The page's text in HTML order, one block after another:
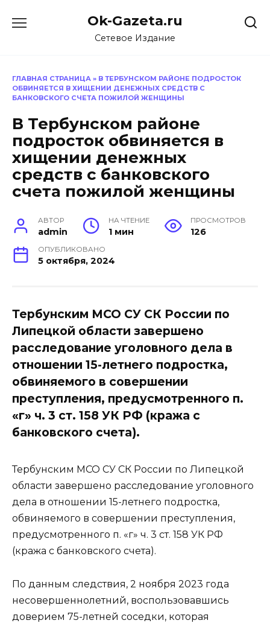
Ok-Gazeta.ru
Сетевое Издание
ГЛАВНАЯ СТРАНИЦА » В ТЕРБУНСКОМ РАЙОНЕ ПОДРОСТОК
ОБВИНЯЕТСЯ В ХИЩЕНИИ ДЕНЕЖНЫХ СРЕДСТВ С
БАНКОВСКОГО СЧЕТА ПОЖИЛОЙ ЖЕНЩИНЫ
В Тербунском районе
подросток обвиняется в
хищении денежных
средств с банковского
счета пожилой женщины
АВТОР
admin
НА ЧТЕНИЕ
1 мин
ПРОСМОТРОВ
126
ОПУБЛИКОВАНО
5 октября, 2024
Тербунским МСО СУ СК России по
Липецкой области завершено
расследование уголовного дела в
отношении 15-летнего подростка,
обвиняемого в совершении
преступления, предусмотренного п.
«г» ч. 3 ст. 158 УК РФ (кража с
банковского счета).
Тербунским МСО СУ СК России по Липецкой
области завершено расследование уголовного
дела в отношении 15-летнего подростка,
обвиняемого в совершении преступления,
предусмотренного п. «г» ч. 3 ст. 158 УК РФ
(кража с банковского счета).
По данным следствия, 2 ноября 2023 года
несовершеннолетний, воспользовавшись
доверием 75-летней соседки, которая